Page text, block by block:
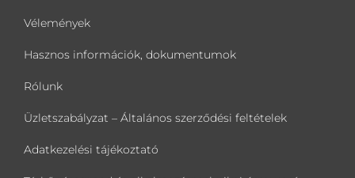
Vélemények
Hasznos információk, dokumentumok
Rólunk
Üzletszabályzat – Általános szerződési feltételek
Adatkezelési tájékoztató